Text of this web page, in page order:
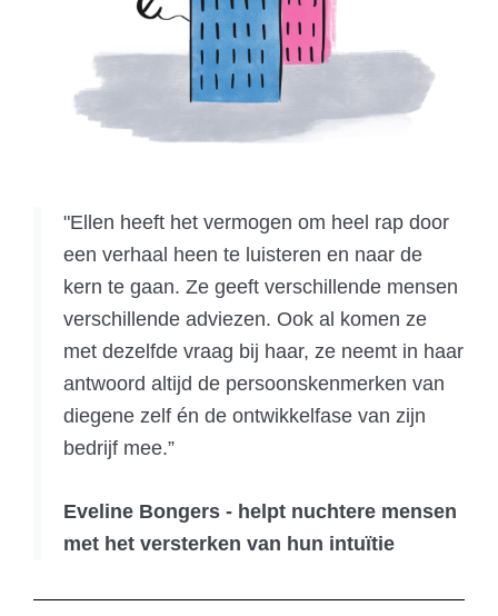
"Ellen heeft het vermogen om heel rap door
een verhaal heen te luisteren en naar de
kern te gaan. Ze geeft verschillende mensen
verschillende adviezen. Ook al komen ze
met dezelfde vraag bij haar, ze neemt in haar
antwoord altijd de persoonskenmerken van
diegene zelf én de ontwikkelfase van zijn
bedrijf mee.”
Eveline Bongers - helpt nuchtere mensen
met het versterken van hun intuïtie